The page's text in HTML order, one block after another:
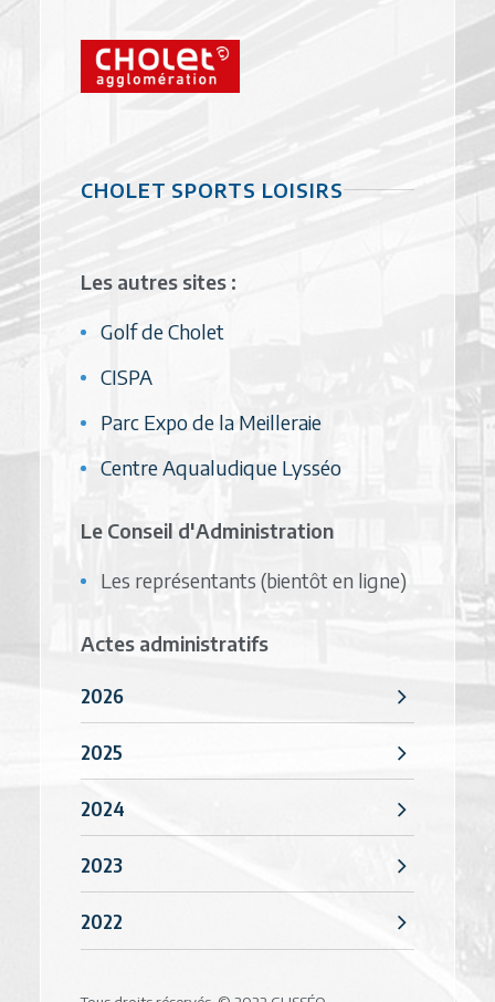
CHOLET SPORTS LOISIRS
Les autres sites :
Golf de Cholet
CISPA
Parc Expo de la Meilleraie
Centre Aqualudique Lysséo
Le Conseil d'Administration
Les représentants (bientôt en ligne)
Actes administratifs
2026
2025
2024
2023
2022